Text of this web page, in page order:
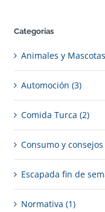
Categorías
Animales y
Automoción (3)
Comida Turca (2)
Consumo y consejos
Escapada fin de
Normativa (1)